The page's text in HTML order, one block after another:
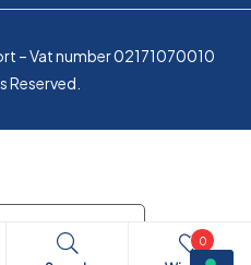
– Vat number 02171070010
Reserved.
0